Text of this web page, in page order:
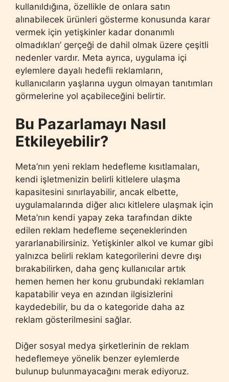
kullanıldığına, özellikle de onlara satın
alınabilecek ürünleri gösterme konusunda karar
vermek için yetişkinler kadar donanımlı
olmadıkları’ gerçeği de dahil olmak üzere çeşitli
nedenler vardır. Meta ayrıca, uygulama içi
eylemlere dayalı hedefli reklamların,
kullanıcıların yaşlarına uygun olmayan tanıtımları
görmelerine yol açabileceğini belirtir.
Bu Pazarlamayı Nasıl
Etkileyebilir?
Meta’nın yeni reklam hedefleme kısıtlamaları,
kendi işletmenizin belirli kitlelere ulaşma
kapasitesini sınırlayabilir, ancak elbette,
uygulamalarında diğer alıcı kitlelere ulaşmak için
Meta’nın kendi yapay zeka tarafından dikte
edilen reklam hedefleme seçeneklerinden
yararlanabilirsiniz. Yetişkinler alkol ve kumar gibi
yalnızca belirli reklam kategorilerini devre dışı
bırakabilirken, daha genç kullanıcılar artık
hemen hemen her konu grubundaki reklamları
kapatabilir veya en azından ilgisizlerini
kaydedebilir, bu da o kategoride daha az
reklam gösterilmesini sağlar.
Diğer sosyal medya şirketlerinin de reklam
hedeflemeye yönelik benzer eylemlerde
bulunup bulunmayacağını merak ediyoruz.